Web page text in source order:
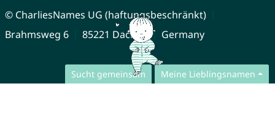
Sucht gemeinsam Meine Lieblingsnamen
© CharliesNames UG (haftungsbeschränkt)
Brahmsweg 6
85221 Dachau Germany